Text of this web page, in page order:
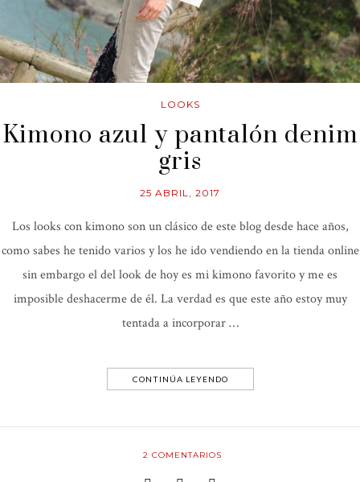
LOOKS
Kimono azul y pantalón denim
gris
25 ABRIL, 2017
Los looks con kimono son un clásico de este blog desde hace años,
como sabes he tenido varios y los he ido vendiendo en la tienda online
sin embargo el del look de hoy es mi kimono favorito y me es
imposible deshacerme de él. La verdad es que este año estoy muy
tentada a incorporar …
CONTINÚA LEYENDO
2 COMENTARIOS